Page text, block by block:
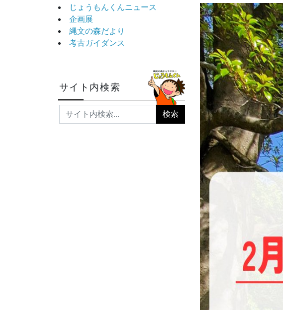
じょうもんくんニュース
企画展
縄文の森だより
考古ガイダンス
サイト内検索